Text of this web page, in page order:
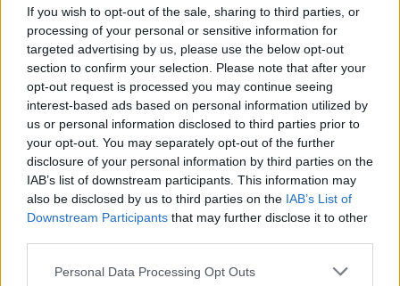
If you wish to opt-out of the sale, sharing to third parties, or
processing of your personal or sensitive information for
targeted advertising by us, please use the below opt-out
section to confirm your selection. Please note that after your
opt-out request is processed you may continue seeing
interest-based ads based on personal information utilized by
us or personal information disclosed to third parties prior to
your opt-out. You may separately opt-out of the further
disclosure of your personal information by third parties on the
IAB’s list of downstream participants. This information may
also be disclosed by us to third parties on the IAB’s List of
Downstream Participants that may further disclose it to other
Personal Data Processing Opt Outs
10:00
Xtreme
(BO3)
TALON
13:00
Liquid
2:1
(BO3)
BetBoom
16:00
Cloud9
2:0
(BO3)
1w
19:00
(BO3)